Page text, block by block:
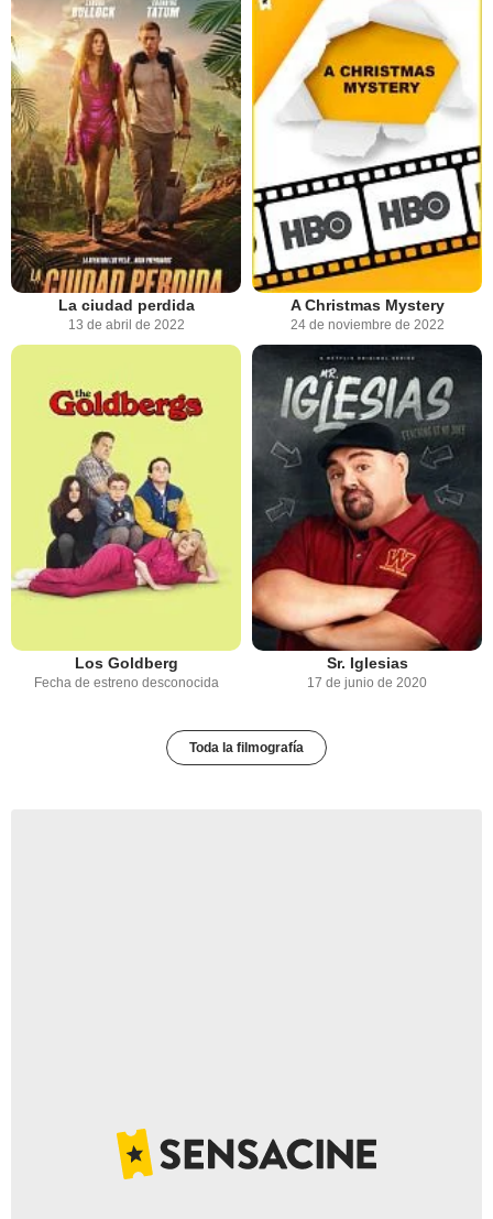
La ciudad perdida
13 de abril de 2022
A Christmas Mystery
24 de noviembre de 2022
Los Goldberg
Fecha de estreno desconocida
Sr. Iglesias
17 de junio de 2020
Toda la filmografía